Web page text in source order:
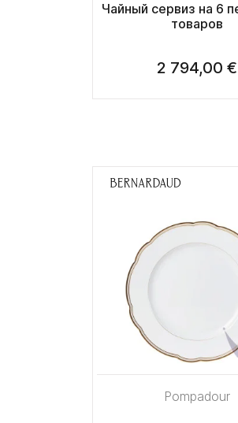
Чайный сервиз на 6
товаров
2 794,00 €
Pompadour